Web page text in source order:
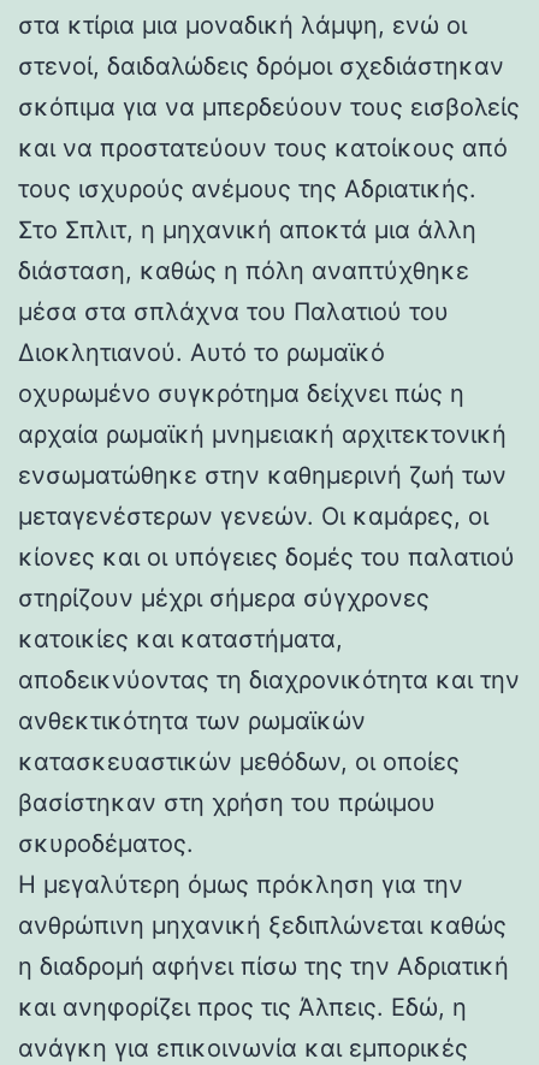
στα κτίρια μια μοναδική λάμψη, ενώ οι
στενοί, δαιδαλώδεις δρόμοι σχεδιάστηκαν
σκόπιμα για να μπερδεύουν τους εισβολείς
και να προστατεύουν τους κατοίκους από
τους ισχυρούς ανέμους της Αδριατικής.
Στο Σπλιτ, η μηχανική αποκτά μια άλλη
διάσταση, καθώς η πόλη αναπτύχθηκε
μέσα στα σπλάχνα του Παλατιού του
Διοκλητιανού. Αυτό το ρωμαϊκό
οχυρωμένο συγκρότημα δείχνει πώς η
αρχαία ρωμαϊκή μνημειακή αρχιτεκτονική
ενσωματώθηκε στην καθημερινή ζωή των
μεταγενέστερων γενεών. Οι καμάρες, οι
κίονες και οι υπόγειες δομές του παλατιού
στηρίζουν μέχρι σήμερα σύγχρονες
κατοικίες και καταστήματα,
αποδεικνύοντας τη διαχρονικότητα και την
ανθεκτικότητα των ρωμαϊκών
κατασκευαστικών μεθόδων, οι οποίες
βασίστηκαν στη χρήση του πρώιμου
σκυροδέματος.
Η μεγαλύτερη όμως πρόκληση για την
ανθρώπινη μηχανική ξεδιπλώνεται καθώς
η διαδρομή αφήνει πίσω της την Αδριατική
και ανηφορίζει προς τις Άλπεις. Εδώ, η
ανάγκη για επικοινωνία και εμπορικές